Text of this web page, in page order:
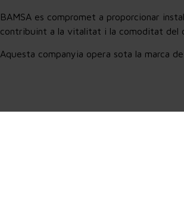
BAMSA es compromet a proporcionar
contribuint a la vitalitat i la comoditat del
Aquesta companyia opera sota la marca de